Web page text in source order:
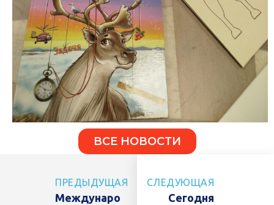
ВСЕ НОВОСТИ
ПРЕДЫДУЩАЯ
Междунаро
СЛЕДУЮЩАЯ
Сегодня